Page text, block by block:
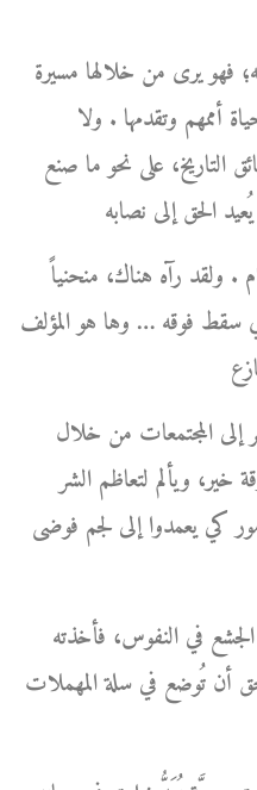
فهو يرى من خلالها مسيرة
أممهم وتقدمها . ولا
التاريخ، على نحو ما صنع
. ولقد رآه هناك، منحنياً
سقط فوقه … وها هو المؤلف
إلى المجتمعات من خلال
خير، ويألم لتعاظم الشر
كي يعمدوا إلى لجم فوضى
في النفوس، فأخذته
أن تُوضع في سلة المهملات .